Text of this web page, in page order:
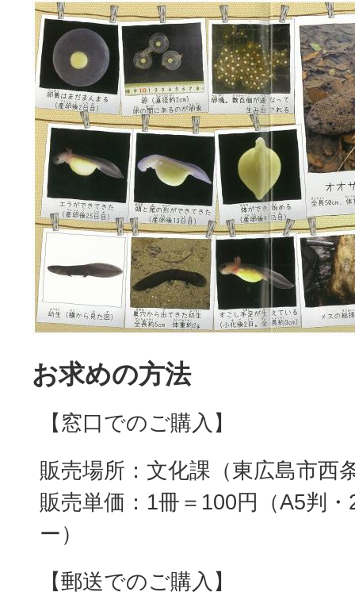
お求めの方法
【窓口でのご購入】
販売場所：文化課（東広島市西
販売単価：1冊＝100円（A5判
ー）
【郵送でのご購入】